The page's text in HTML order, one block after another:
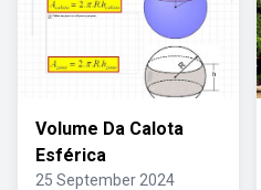
Volume Da Calota
Esférica
25 September 2024